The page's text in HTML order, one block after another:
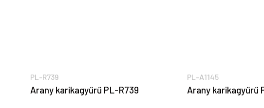
PL-R739
Arany karikagyűrű PL-R739
PL-A1145
Arany karikagyűrű